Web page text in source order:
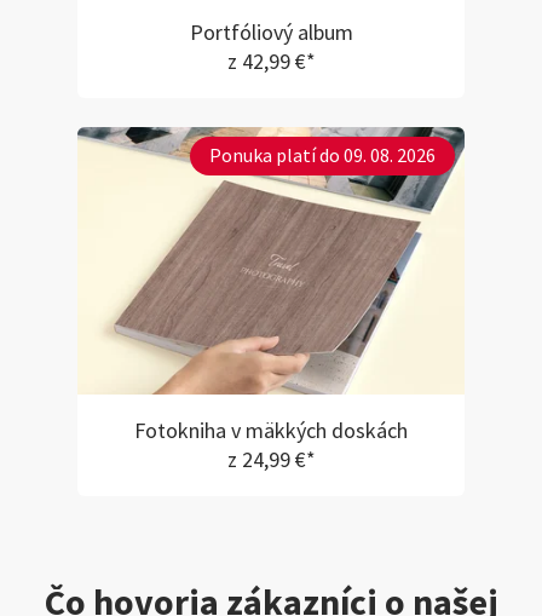
Portfóliový album
z 42,99 €*
Ponuka platí do 09. 08. 2026
Fotokniha v mäkkých doskách
z 24,99 €*
Čo hovoria zákazníci o našej